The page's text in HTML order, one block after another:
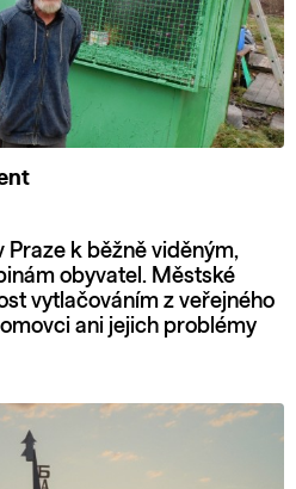
Praze k běžně viděným,
obyvatel. Městské
vytlačováním z veřejného
ani jejich problémy